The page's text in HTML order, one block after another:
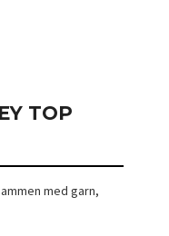
TOP
med garn,